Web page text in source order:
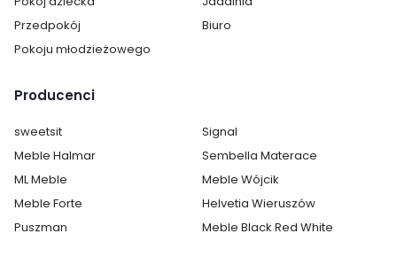
Przedpokój
Biuro
Pokoju młodzieżowego
Producenci
sweetsit
Signal
Meble Halmar
Sembella Materace
ML Meble
Meble Wójcik
Meble Forte
Helvetia Wieruszów
Puszman
Meble Black Red White